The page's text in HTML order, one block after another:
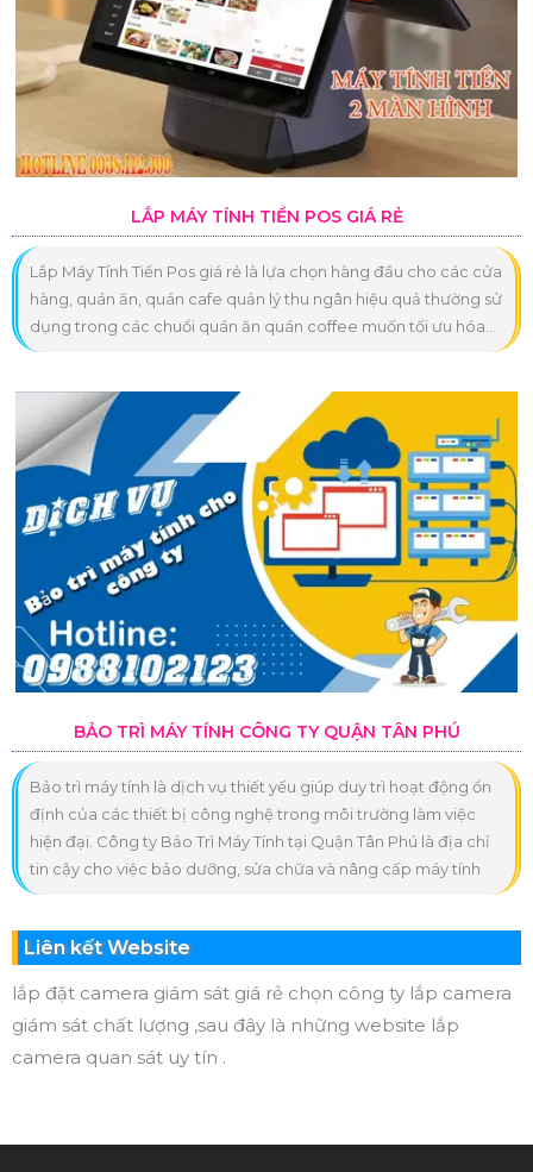
LẮP MÁY TÍNH TIỀN POS GIÁ RẺ
Lắp Máy Tính Tiền Pos giá rẻ là lựa chọn hàng đầu cho các cửa
hàng, quán ăn, quán cafe quản lý thu ngân hiệu quả thường sử
dụng trong các chuổi quán ăn quán coffee muốn tối ưu hóa...
BẢO TRÌ MÁY TÍNH CÔNG TY QUẬN TÂN PHÚ
Bảo trì máy tính là dịch vụ thiết yếu giúp duy trì hoạt động ổn
định của các thiết bị công nghệ trong môi trường làm việc
hiện đại. Công ty Bảo Trì Máy Tính tại Quận Tân Phú là địa chỉ
tin cậy cho việc bảo dưỡng, sửa chữa và nâng cấp máy tính
Liên kết Website
lắp đặt camera giám sát giá rẻ chọn công ty lắp camera
giám sát chất lượng ,sau đây là những website lắp
camera quan sát uy tín .